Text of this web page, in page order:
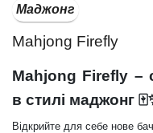
Маджонг
Mahjong Firefly
Mahjong Firefly –
в стилі маджонг
Відкрийте для себе нове